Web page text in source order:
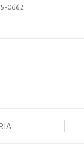
0662